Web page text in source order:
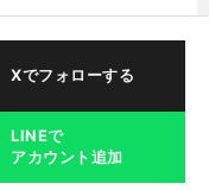
Xでフォローする
LINEで
アカウント追加